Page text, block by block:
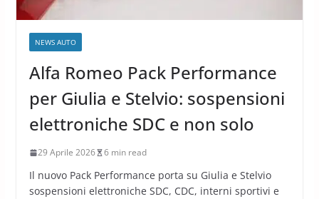
NEWS AUTO
Alfa Romeo Pack Performance
per Giulia e Stelvio: sospensioni
elettroniche SDC e non solo
29 Aprile 2026 6 min read
Il nuovo Pack Performance porta su Giulia e Stelvio
sospensioni elettroniche SDC, CDC, interni sportivi e